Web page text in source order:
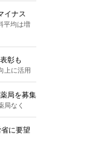
イナス
平均は増
彰も
上に活用
局を募集
局なく
に要望